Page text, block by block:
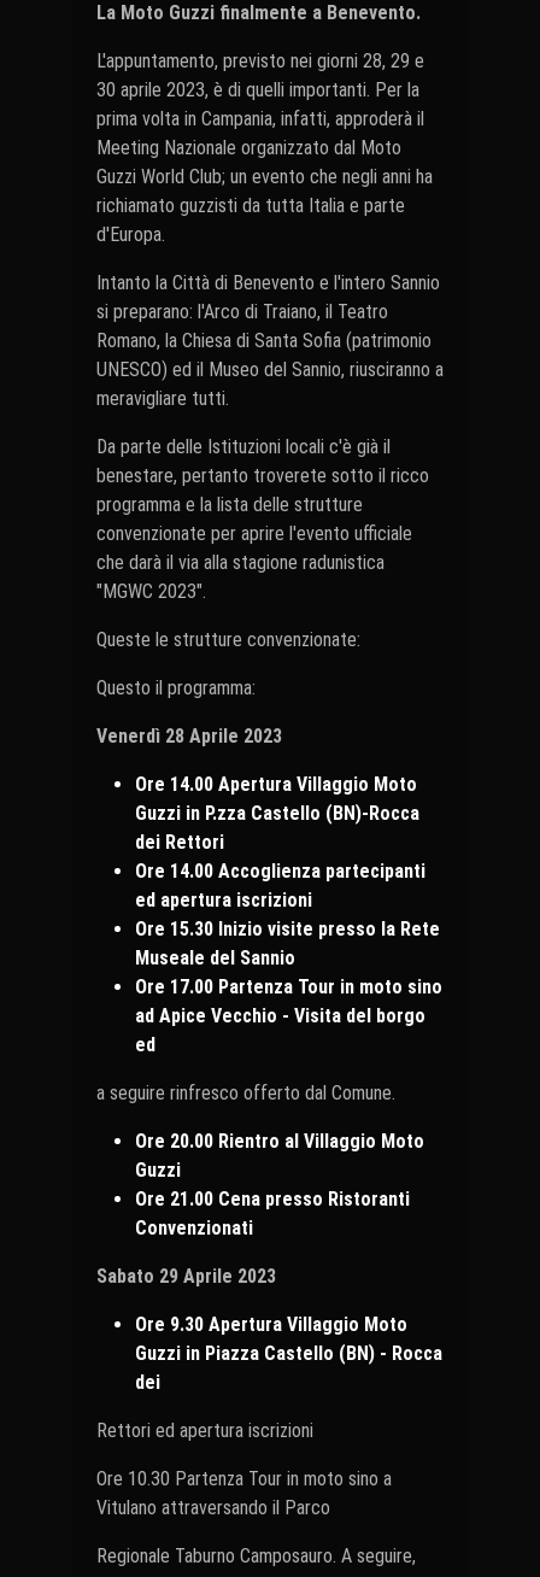
La Moto Guzzi finalmente a Benevento.
L'appuntamento, previsto nei giorni 28, 29 e
30 aprile 2023, è di quelli importanti. Per la
prima volta in Campania, infatti, approderà il
Meeting Nazionale organizzato dal Moto
Guzzi World Club; un evento che negli anni ha
richiamato guzzisti da tutta Italia e parte
d'Europa.
Intanto la Città di Benevento e l'intero Sannio
si preparano: l'Arco di Traiano, il Teatro
Romano, la Chiesa di Santa Sofia (patrimonio
UNESCO) ed il Museo del Sannio, riusciranno a
meravigliare tutti.
Da parte delle Istituzioni locali c'è già il
benestare, pertanto troverete sotto il ricco
programma e la lista delle strutture
convenzionate per aprire l'evento ufficiale
che darà il via alla stagione radunistica
"MGWC 2023".
Queste le strutture convenzionate:
Questo il programma:
Venerdì 28 Aprile 2023
Ore 14.00 Apertura Villaggio Moto
Guzzi in P.zza Castello (BN)-Rocca
dei Rettori
Ore 14.00 Accoglienza partecipanti
ed apertura iscrizioni
Ore 15.30 Inizio visite presso la Rete
Museale del Sannio
Ore 17.00 Partenza Tour in moto sino
ad Apice Vecchio - Visita del borgo
ed
a seguire rinfresco offerto dal Comune.
Ore 20.00 Rientro al Villaggio Moto
Guzzi
Ore 21.00 Cena presso Ristoranti
Convenzionati
Sabato 29 Aprile 2023
Ore 9.30 Apertura Villaggio Moto
Guzzi in Piazza Castello (BN) - Rocca
dei
Rettori ed apertura iscrizioni
Ore 10.30 Partenza Tour in moto sino a
Vitulano attraversando il Parco
Regionale Taburno Camposauro. A seguire,